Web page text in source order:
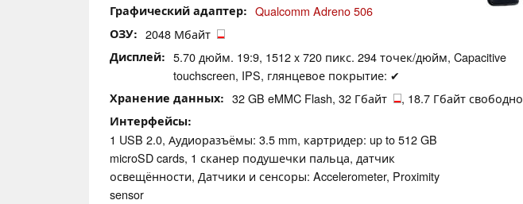
Графический адаптер Qualcomm Adreno 506
ОЗУ 2048 Мбайт
Дисплей
5.70 дюйм. 19:9, 1512 x 720 пикс. 294 точек/дюйм, Capacitive
touchscreen, IPS, глянцевое покрытие: ✔
Хранение данных 32 GB eMMC Flash, 32 Гбайт , 18.7 Гбайт свободно
Интерфейсы
1 USB 2.0, Аудиоразъёмы: 3.5 mm, картридер: up to 512 GB
microSD cards, 1 сканер подушечки пальца, датчик
освещённости, Датчики и сенсоры: Accelerometer, Proximity
sensor